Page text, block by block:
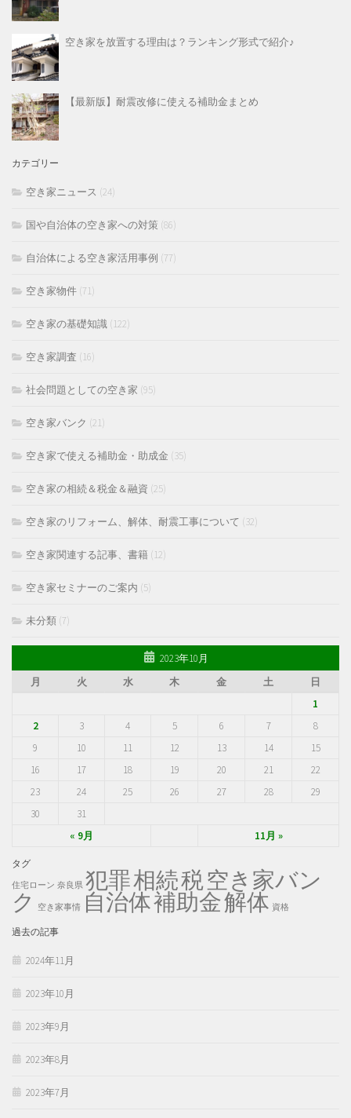
空き家を放置する理由は？ランキング形式で紹介♪
【最新版】耐震改修に使える補助金まとめ
カテゴリー
空き家ニュース (24)
国や自治体の空き家への対策 (86)
自治体による空き家活用事例 (77)
空き家物件 (71)
空き家の基礎知識 (122)
空き家調査 (16)
社会問題としての空き家 (95)
空き家バンク (21)
空き家で使える補助金・助成金 (35)
空き家の相続＆税金＆融資 (25)
空き家のリフォーム、解体、耐震工事について (32)
空き家関連する記事、書籍 (12)
空き家セミナーのご案内 (5)
未分類 (7)
2023年10月
月
火 水 木 金 土 日
« 9月 11月 »
1
2
3 4 5 6 7
8
9
10 11 12 13 14
15
16
17 18 19 20 21
22
23
24 25 26 27 28
29
30
31
タグ
住宅ローン 奈良県 犯罪相続税空き家バン
ク 空き家事情 自治体補助金解体 資格
過去の記事
2024年11月
2023年10月
2023年9月
2023年8月
2023年7月